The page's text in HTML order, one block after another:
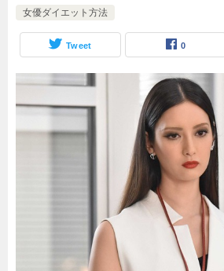
女優ダイエット方法
Tweet 0